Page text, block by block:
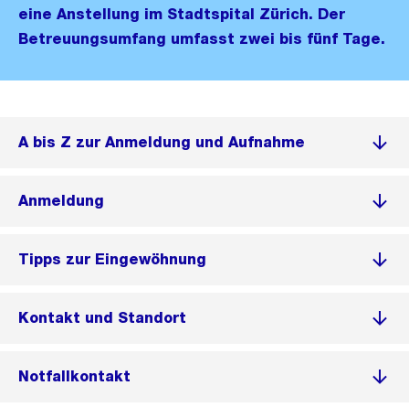
eine Anstellung im Stadtspital Zürich. Der
Betreuungsumfang umfasst zwei bis fünf Tage.
A bis Z zur Anmeldung und Aufnahme
Anmeldung
Tipps zur Eingewöhnung
Kontakt und Standort
Notfallkontakt